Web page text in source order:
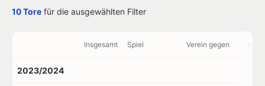
10 Tore für die ausgewählten Filter
Insgesamt Spiel Verein gegen min
2023/2024